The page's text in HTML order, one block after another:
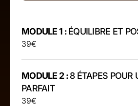
MODULE 1 :ÉQUILIBRE ET
39€
MODULE 2 :8 ÉTAPES POUR
PARFAIT
39€